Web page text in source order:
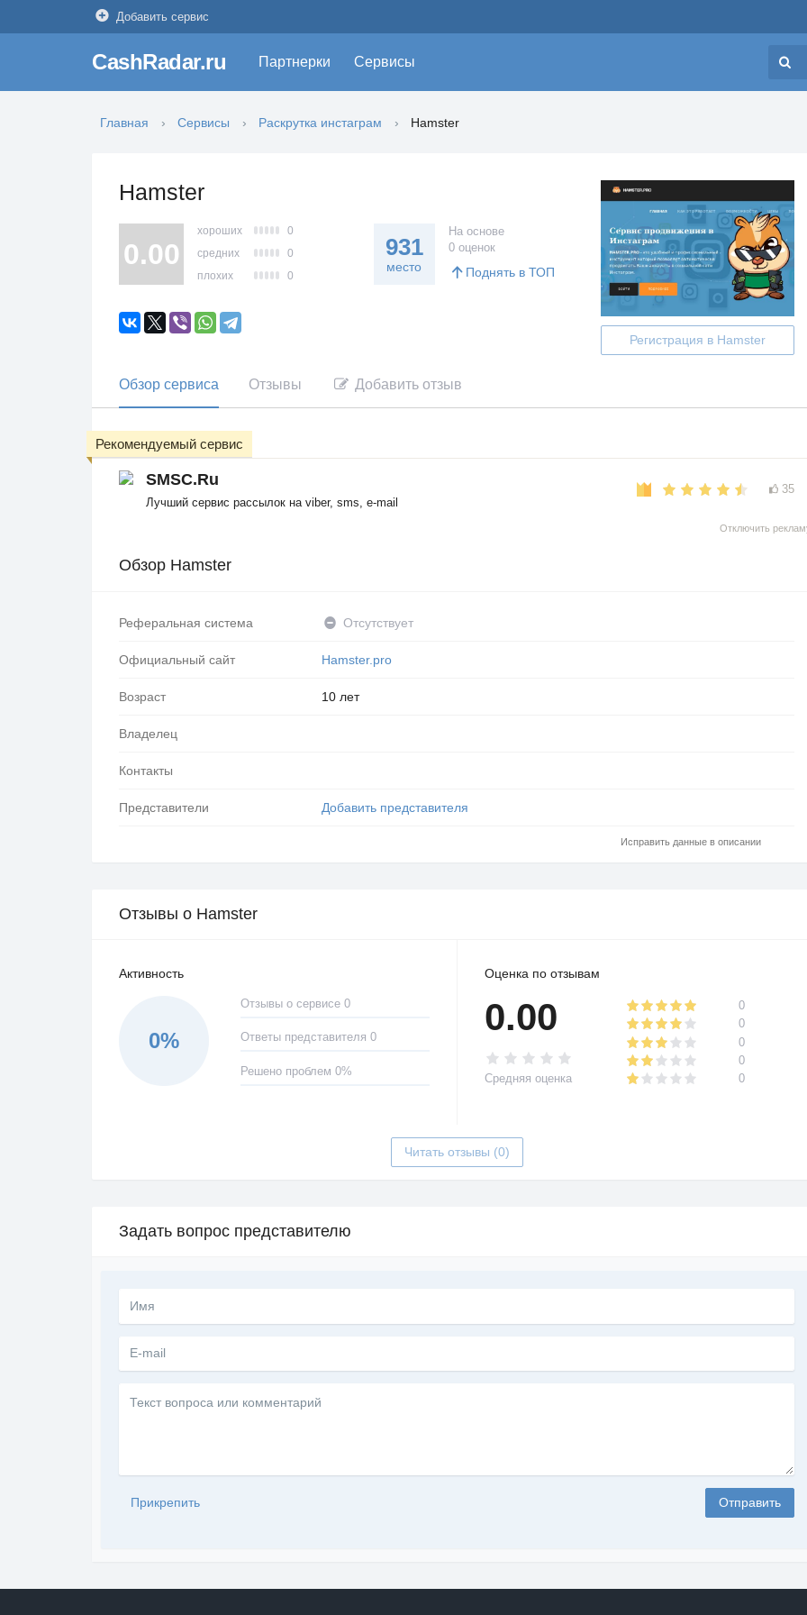
Добавить сервис
CashRadar.ru Партнерки Сервисы
Главная Сервисы Раскрутка инстаграм Hamster
Hamster
Регистрация в Hamster
0.00
хороших
0
средних
0
плохих
0
931
место
На основе
0 оценок
Поднять в ТОП
Обзор сервиса Отзывы Добавить отзыв
SMSC.Ru
Лучший сервис рассылок на viber, sms, e-mail
35
Рекомендуемый сервис
Отключить
Обзор Hamster
Реферальная система Отсутствует
Официальный сайт Hamster.pro
Возраст 10 лет
Владелец
Контакты
Представители Добавить представителя
Исправить данные в описании
Отзывы о Hamster
Активность
0%
Отзывы о сервисе 0
Ответы представителя 0
Решено проблем 0%
Оценка по отзывам
0.00
Средняя оценка
0
0
0
0
0
Читать отзывы (0)
Задать вопрос представителю
вопроса
Отправить
Прикрепить